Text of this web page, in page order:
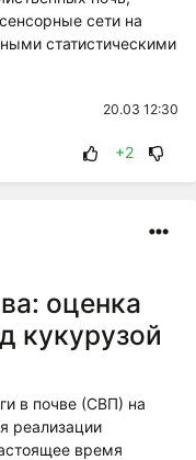
сети на
статистическими
20.03 12:30
+2
оценка
кукурузой
в почве (СВП) на
реализации
время